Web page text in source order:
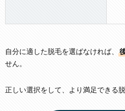
自分に適した脱毛を選ばなければ、
せん。
正しい選択をして、より満足できる